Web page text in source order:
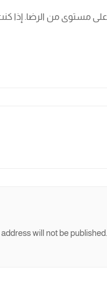
مستوى من الرضا. إذا
will not be published.